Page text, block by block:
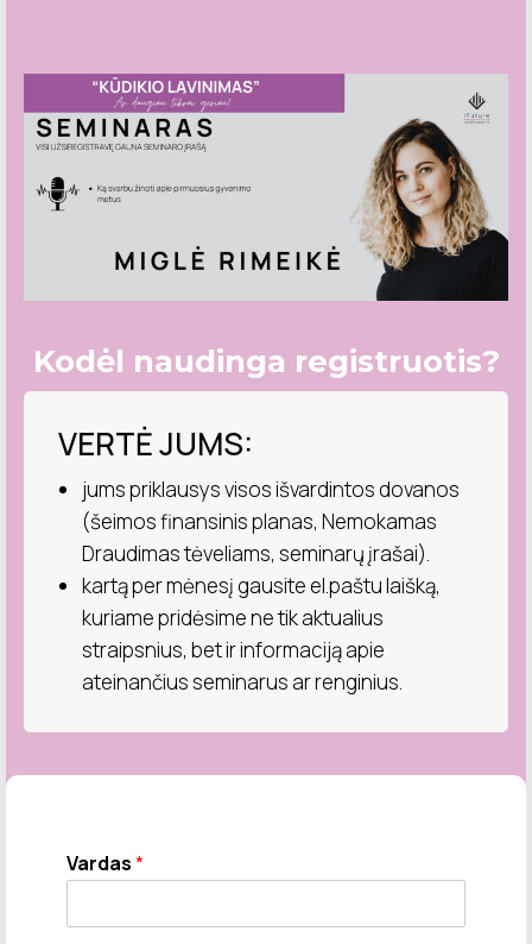
Kodėl naudinga registruotis?
VERTĖ JUMS:
jums priklausys visos išvardintos dovanos
(šeimos finansinis planas, Nemokamas
Draudimas tėveliams, seminarų įrašai).
kartą per mėnesį gausite el.paštu laišką,
kuriame pridėsime ne tik aktualius
straipsnius, bet ir informaciją apie
ateinančius seminarus ar renginius.
Vardas*